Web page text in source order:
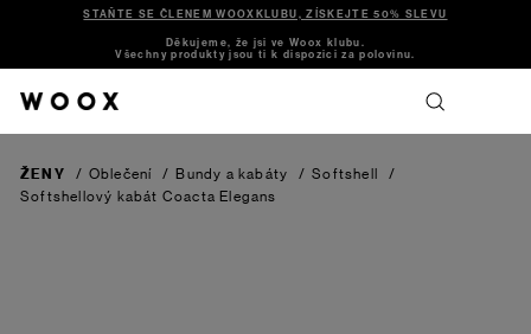
STAŇTE SE ČLENEM WOOXKLUBU, ZÍSKEJTE 50% SLEVU
Děkujeme, že jsi ve Woox klubu.
Všechny produkty jsou ti k dispozici za polovinu.
ŽENY / Oblečení / Bundy a kabáty / Softshell
/
Softshellový kabát Coacta Elegans